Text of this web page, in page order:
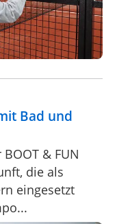
Bad und
& FUN
die als
eingesetzt